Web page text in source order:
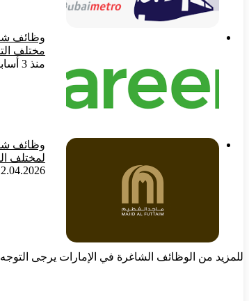
مختلف
منذ 3 أسابيع
لمختلف
للمزيد من الوظائف الشاغرة في الإمارات يرجى